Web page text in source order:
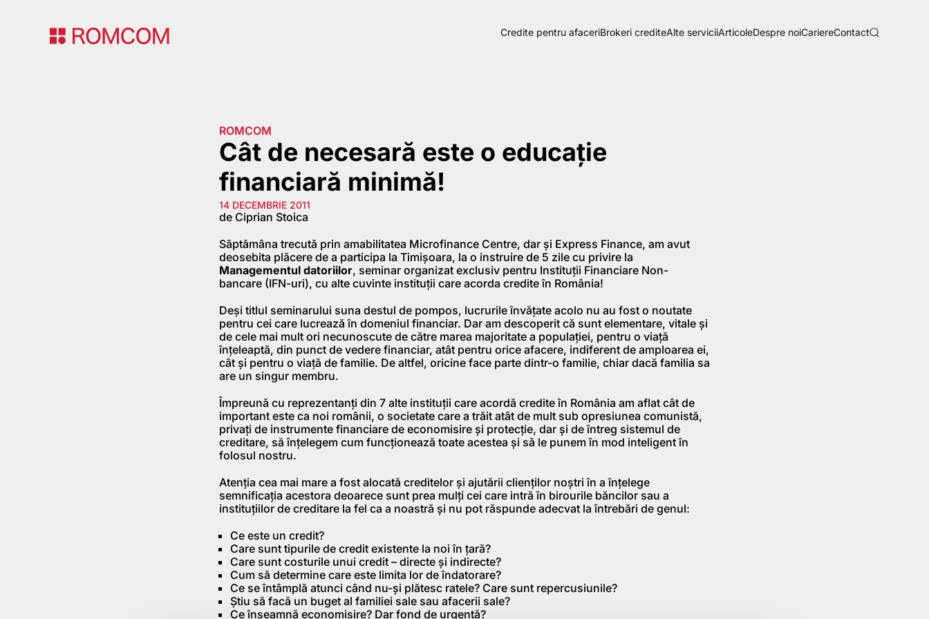
Credite pentru afaceriBrokeri crediteAlte serviciiArticoleDespre noiCariereContact
ROMCOM
Cât de necesară este o educaţie
financiară minimă!
14 DECEMBRIE 2011
de Ciprian Stoica
Săptămâna trecută prin amabilitatea Microfinance Centre, dar şi Express Finance, am avut
deosebita plăcere de a participa la Timişoara, la o instruire de 5 zile cu privire la
Managementul datoriilor, seminar organizat exclusiv pentru Instituţii Financiare Non-
bancare (IFN-uri), cu alte cuvinte instituţii care acorda credite în România!
Deşi titlul seminarului suna destul de pompos, lucrurile învăţate acolo nu au fost o noutate
pentru cei care lucrează în domeniul financiar. Dar am descoperit că sunt elementare, vitale şi
de cele mai mult ori necunoscute de către marea majoritate a populaţiei, pentru o viaţă
înţeleaptă, din punct de vedere financiar, atât pentru orice afacere, indiferent de amploarea ei,
cât şi pentru o viaţă de familie. De altfel, oricine face parte dintr-o familie, chiar dacă familia sa
are un singur membru.
Împreună cu reprezentanţi din 7 alte instituţii care acordă credite în România am aflat cât de
important este ca noi românii, o societate care a trăit atât de mult sub opresiunea comunistă,
privaţi de instrumente financiare de economisire şi protecţie, dar şi de întreg sistemul de
creditare, să înţelegem cum funcţionează toate acestea şi să le punem în mod inteligent în
folosul nostru.
Atenţia cea mai mare a fost alocată creditelor şi ajutării clienţilor noștri în a înţelege
semnificaţia acestora deoarece sunt prea mulţi cei care intră în birourile băncilor sau a
instituţiilor de creditare la fel ca a noastră şi nu pot răspunde adecvat la întrebări de genul:
Ce este un credit?
Care sunt tipurile de credit existente la noi în ţară?
Care sunt costurile unui credit – directe şi indirecte?
Cum să determine care este limita lor de îndatorare?
Ce se întâmplă atunci când nu-şi plătesc ratele? Care sunt repercusiunile?
Ştiu să facă un buget al familiei sale sau afacerii sale?
Ce înseamnă economisire? Dar fond de urgenţă?